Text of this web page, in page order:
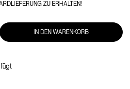
ZU ERHALTEN!
IN DEN WARENKORB